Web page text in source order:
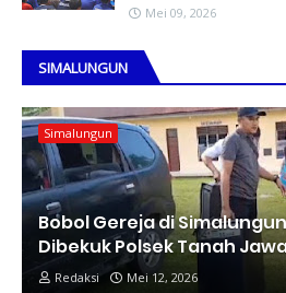
Mei 09, 2026
SIMALUNGUN
Simalungun
Bobol Gereja di
Dibekuk Polsek Tanah
Redaksi Mei 12, 2026